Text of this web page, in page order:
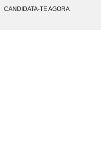
CANDIDATA-TE AGORA